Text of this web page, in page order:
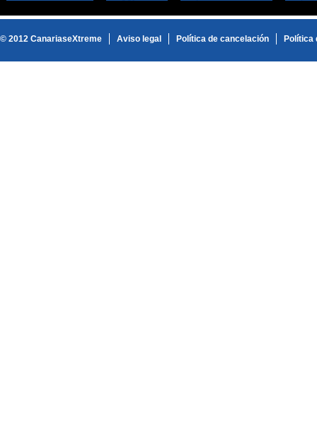
© 2012 CanariaseXtreme Aviso legal Política de cancelación Política